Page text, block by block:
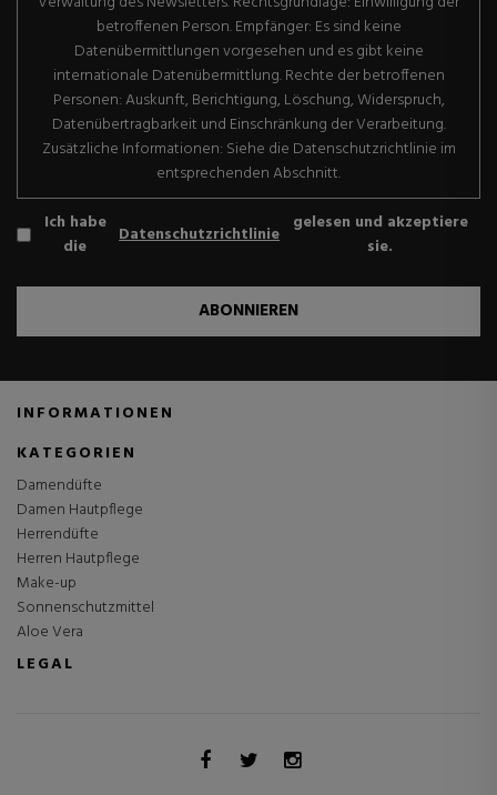
betroffenen Person. Empfänger: Es sind keine
Datenübermittlungen vorgesehen und es gibt keine
internationale Datenübermittlung. Rechte der betroffenen
Personen: Auskunft, Berichtigung, Löschung, Widerspruch,
Datenübertragbarkeit und Einschränkung der Verarbeitung.
Zusätzliche Informationen: Siehe die Datenschutzrichtlinie im
entsprechenden Abschnitt.
Ich habe
die
Datenschutzrichtlinie gelesen und akzeptiere
sie.
ABONNIEREN
INFORMATIONEN
KATEGORIEN
Damendüfte
Damen Hautpflege
Herrendüfte
Herren Hautpflege
Make-up
Sonnenschutzmittel
Aloe Vera
LEGAL